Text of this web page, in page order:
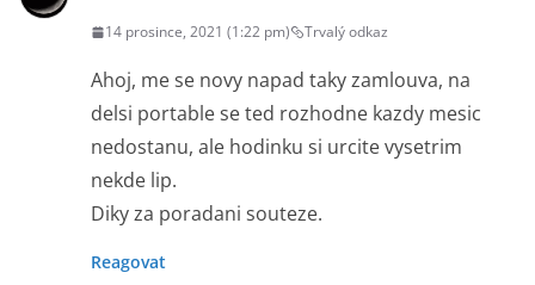
14 prosince, 2021 (1:22 pm) Trvalý odkaz
Ahoj, me se novy napad taky zamlouva, na
delsi portable se ted rozhodne kazdy mesic
nedostanu, ale hodinku si urcite vysetrim
nekde lip.
Diky za poradani souteze.
Reagovat